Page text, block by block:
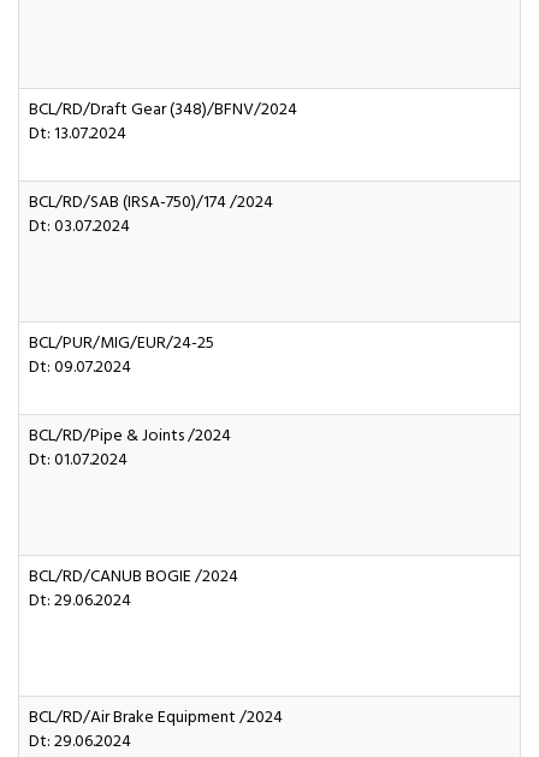
BCL/RD/Draft Gear (348)/BFNV/2024
Dt: 13.07.2024
BCL/RD/SAB (IRSA-750)/174 /2024
Dt: 03.07.2024
BCL/PUR/MIG/EUR/24-25
Dt: 09.07.2024
BCL/RD/Pipe & Joints /2024
Dt: 01.07.2024
BCL/RD/CANUB BOGIE /2024
Dt: 29.06.2024
BCL/RD/Air Brake Equipment /2024
Dt: 29.06.2024